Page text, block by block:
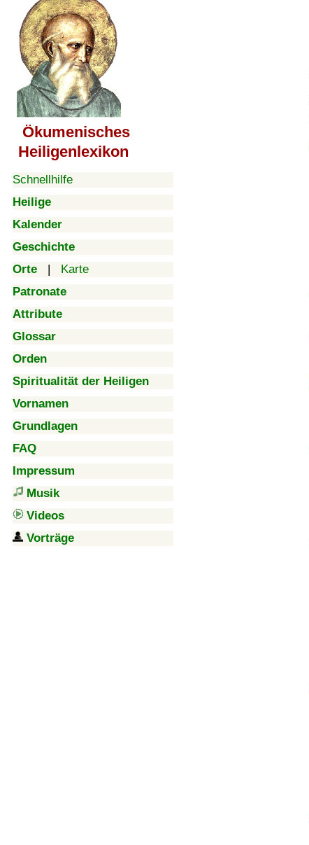
Ökumenisches
Heiligenlexikon
Schnellhilfe
Heilige
Kalender
Geschichte
Orte | Karte
Patronate
Attribute
Glossar
Orden
Spiritualität der Heiligen
Vornamen
Grundlagen
FAQ
Impressum
Musik
Videos
Vorträge